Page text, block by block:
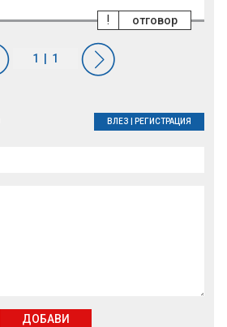
отговор
!
ВЛЕЗ РЕГИСТРАЦИЯ
ДОБАВИ